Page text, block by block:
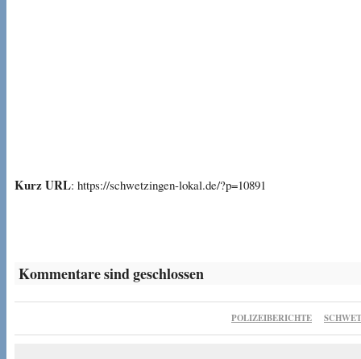
Kurz URL: https://schwetzingen-lokal.de/?p=10891
Kommentare sind geschlossen
POLIZEIBERICHTE